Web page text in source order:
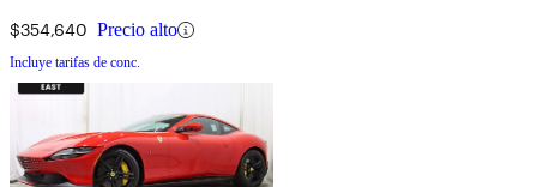
$354,640 Precio alto
Incluye tarifas de conc.